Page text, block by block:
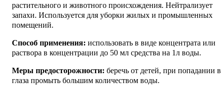
растительного и животного происхождения. Нейтрализует
запахи. Используется для уборки жилых и промышленных
помещений.
Способ применения: использовать в виде концентрата или
раствора в концентрации до 50 мл средства на 1л воды.
Меры предосторожности: беречь от детей, при попадании в
глаза промыть большим количеством воды.